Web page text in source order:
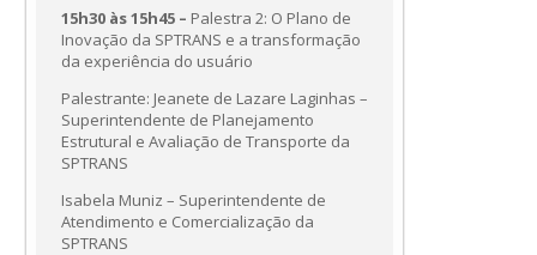
15h30 às 15h45 – Palestra 2: O Plano de
Inovação da SPTRANS e a transformação
da experiência do usuário
Palestrante: Jeanete de Lazare Laginhas –
Superintendente de Planejamento
Estrutural e Avaliação de Transporte da
SPTRANS
Isabela Muniz – Superintendente de
Atendimento e Comercialização da
SPTRANS